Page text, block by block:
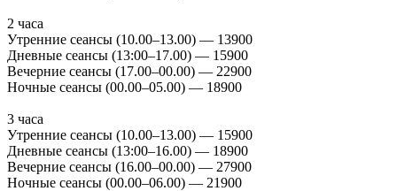
2 часа
Утренние сеансы (10.00–13.00) — 13900
Дневные сеансы (13:00–17.00) — 15900
Вечерние сеансы (17.00–00.00) — 22900
Ночные сеансы (00.00–05.00) — 18900
3 часа
Утренние сеансы (10.00–13.00) — 15900
Дневные сеансы (13:00–16.00) — 18900
Вечерние сеансы (16.00–00.00) — 27900
Ночные сеансы (00.00–06.00) — 21900